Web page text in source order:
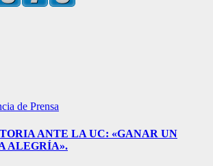
de Prensa
ANTE LA UC: «GANAR UN
ALEGRÍA».